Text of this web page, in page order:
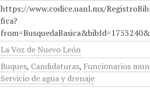
https://www.codice.uanl.mx/
fica?
La Voz de Nuevo León
Buques, Candidaturas, Funcionarios
Servicio de agua y drenaje